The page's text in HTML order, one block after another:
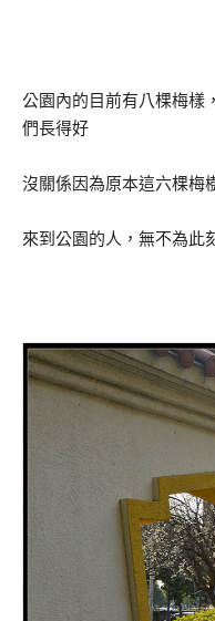
公園內的目前有八棵梅樣
們長得好
沒關係因為原本這六棵梅
來到公園的人，無不為此